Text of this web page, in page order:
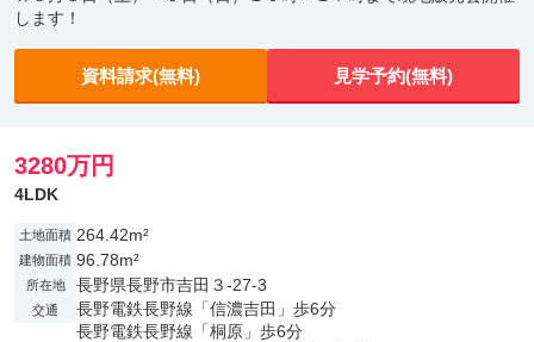
します！
資料請求(無料) 見学予約(無料)
3280万円
4LDK
土地面積 264.42m²
建物面積 96.78m²
所在地 長野県長野市吉田３-27-3
交通
長野電鉄長野線「信濃吉田」歩6分
長野電鉄長野線「桐原」歩6分